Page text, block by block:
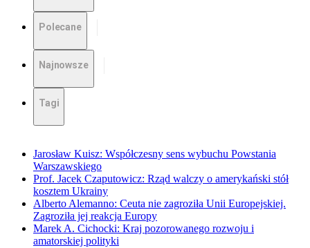
Polecane
Najnowsze
Tagi
Jarosław Kuisz: Współczesny sens wybuchu Powstania
Warszawskiego
Prof. Jacek Czaputowicz: Rząd walczy o amerykański stół
kosztem Ukrainy
Alberto Alemanno: Ceuta nie zagroziła Unii Europejskiej.
Zagroziła jej reakcja Europy
Marek A. Cichocki: Kraj pozorowanego rozwoju i
amatorskiej polityki